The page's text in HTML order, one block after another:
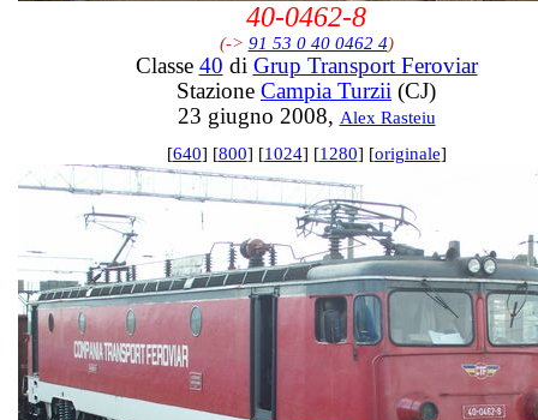
40-0462-8
(-> 91 53 0 40 0462 4)
Classe 40 di Grup Transport Feroviar
Stazione Campia Turzii (CJ)
23 giugno 2008, Alex Rasteiu
[640] [800] [1024] [1280] [originale]